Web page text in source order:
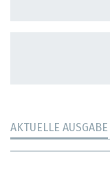
AKTUELLE AUSGABE